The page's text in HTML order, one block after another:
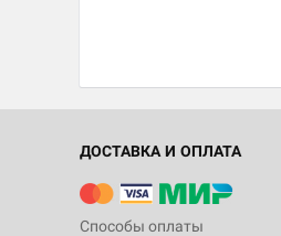
ДОСТАВКА И ОПЛАТА
Способы оплаты